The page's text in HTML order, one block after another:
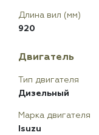
Длина вил (мм)
920
Двигатель
Тип двигателя
Дизельный
Марка двигателя
Isuzu